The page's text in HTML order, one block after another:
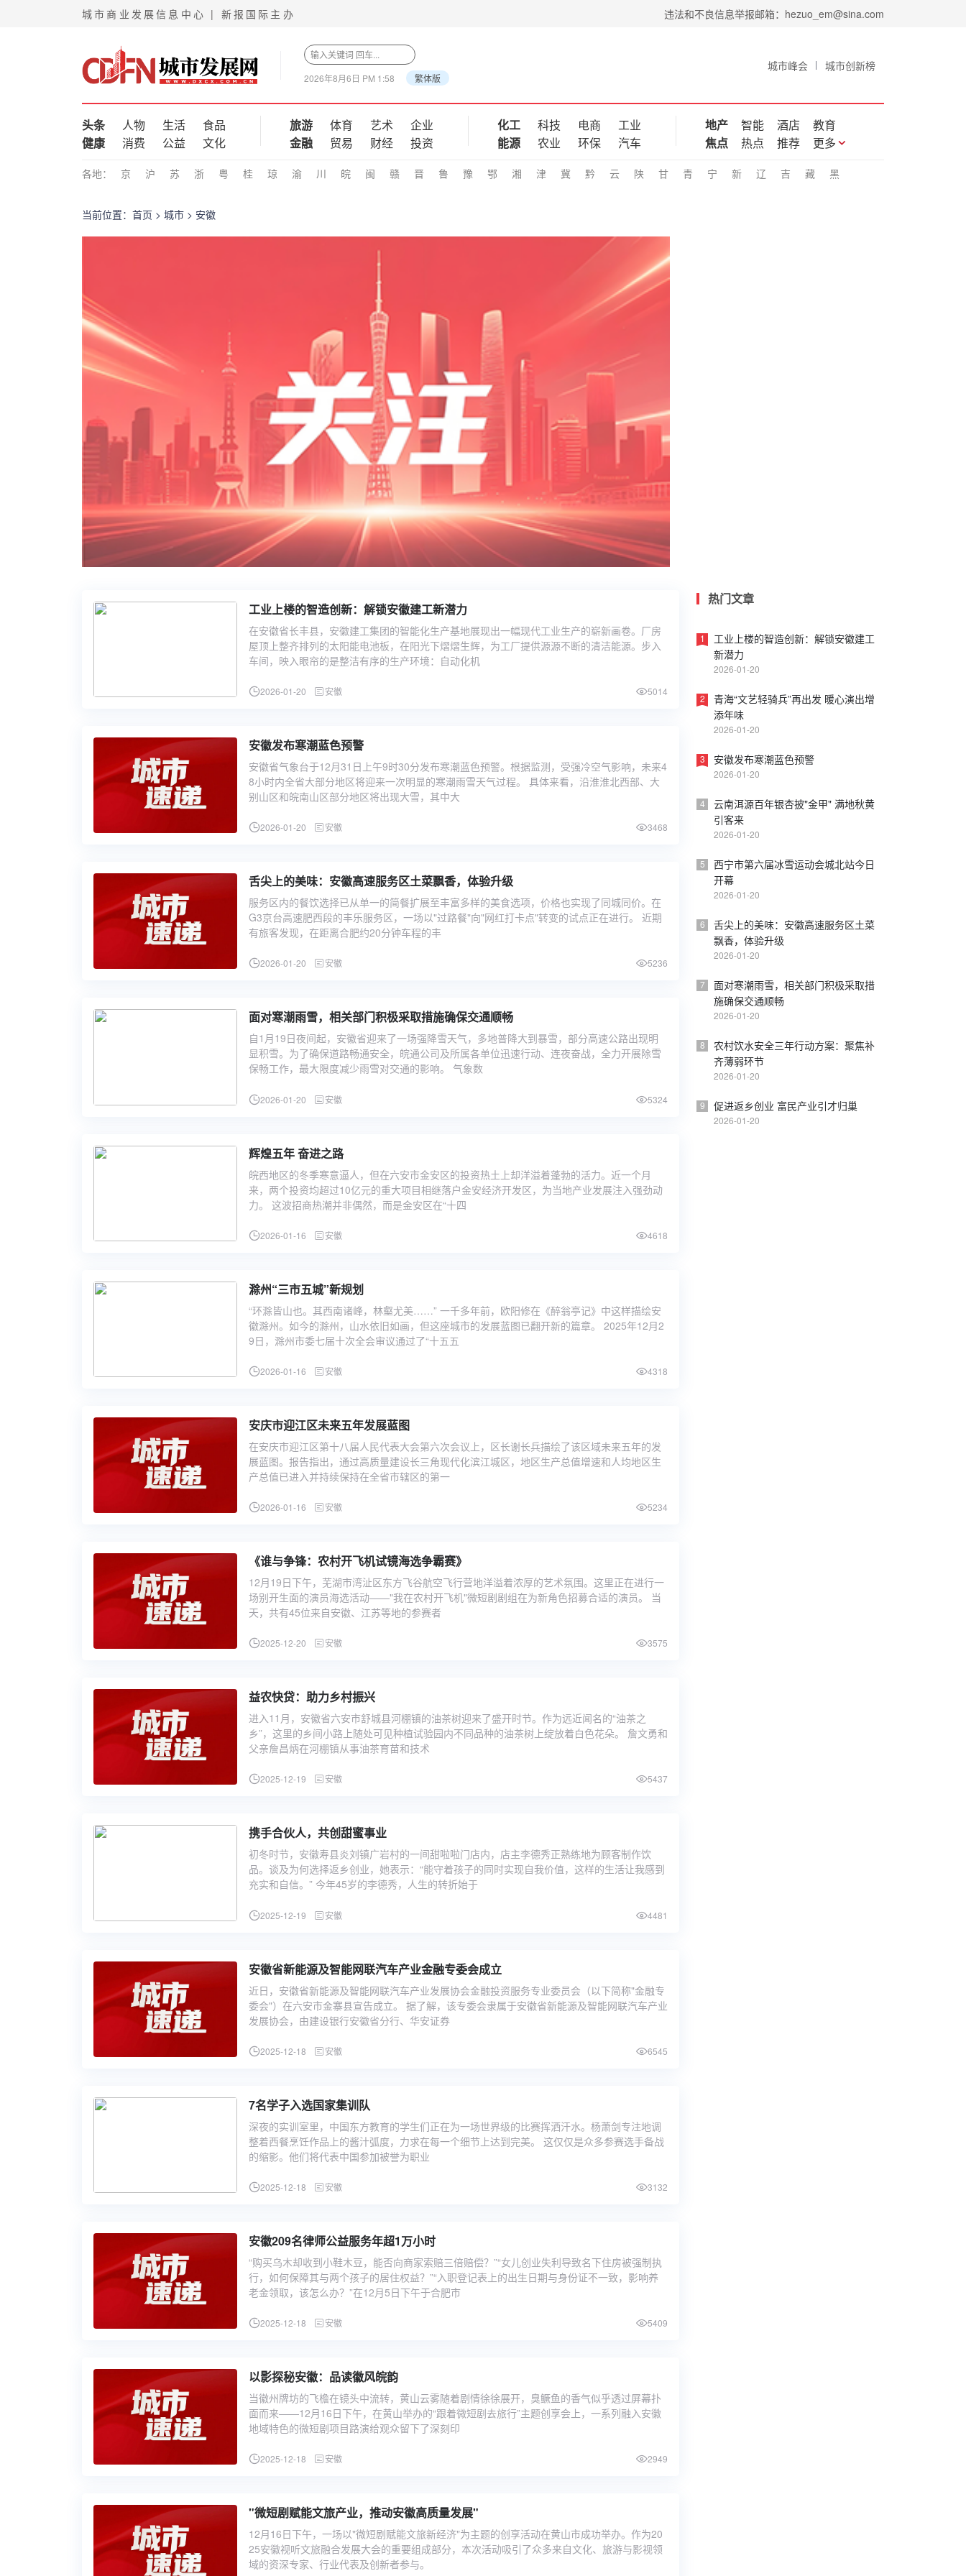
城市商业发展信息中心 | 新报国际主办 违法和不良信息举报邮箱：hezuo_em@sina.com
2026年8月6日 PM 1:58 繁体版
城市峰会 城市创新榜
头条 人物 生活
食品
健康
消费 公益 文化
旅游 体育 艺术
企业
金融
贸易 财经 投资
化工 科技 电商
工业
能源
农业 环保 汽车
地产 智能 酒店
教育
焦点
热点 推荐 更多
各地： 京 沪 苏 浙 粤 桂 琼 渝 川 皖 闽 赣 晋 鲁 豫 鄂 湘 津 冀 黔 云 陕 甘 青 宁 新 辽 吉 藏 黑
当前位置： 首页 > 城市 > 安徽
“环滁皆山也。其西南诸峰，林壑尤美……” 一千多年前，
州，山水依旧如画，但这座城市的发展蓝图已翻开新的篇
章。 2025年12月29日，滁州市委七届十次全会审议通过
安庆市迎江区未来五年发展蓝图
在安庆市迎江区第十八届人民代表大会第六次会议上，区
长谢长兵描绘了该区域未来五年的发展蓝图。报告指出，
速和人均地区生产总值已进入并持续保持在全省市辖区的
第一
《谁与争锋：农村开飞机试镜海选争霸赛》
12月19日下午，芜湖市湾沚区东方飞谷航空飞行营地洋
溢着浓厚的艺术氛围。这里正在进行一场别开生面的演员
募合适的演员。 当天，共有45位来自安徽、江苏等地的
工业上楼的智造创新：解锁安徽建工新潜力
在安徽省长丰县，安徽建工集团的智能化生产基地展现出一幅现代工业生产的崭新画卷。厂房
屋顶上整齐排列的太阳能电池板，在阳光下熠熠生辉，为工厂提供源源不断的清洁能源。步入
车间，映入眼帘的是整洁有序的生产环境：自动化机
2026-01-20 安徽 5014
安徽发布寒潮蓝色预警
安徽省气象台于12月31日上午9时30分发布寒潮蓝色预警。根据监测，受强冷空气影响，未来4
8小时内全省大部分地区将迎来一次明显的寒潮雨雪天气过程。 具体来看，沿淮淮北西部、大
别山区和皖南山区部分地区将出现大雪，其中大
2026-01-20 安徽 3468
舌尖上的美味：安徽高速服务区土菜飘香，体验升级
服务区内的餐饮选择已从单一的简餐扩展至丰富多样的美食选项，价格也实现了同城同价。在
G3京台高速肥西段的丰乐服务区，一场以"过路餐"向"网红打卡点"转变的试点正在进行。 近期
有旅客发现，在距离合肥约20分钟车程的丰
2026-01-20 安徽 5236
面对寒潮雨雪，相关部门积极采取措施确保交通顺畅
自1月19日夜间起，安徽省迎来了一场强降雪天气，多地普降大到暴雪，部分高速公路出现明
显积雪。为了确保道路畅通安全，皖通公司及所属各单位迅速行动、连夜奋战，全力开展除雪
保畅工作，最大限度减少雨雪对交通的影响。 气象数
2026-01-20 安徽 5324
辉煌五年 奋进之路
皖西地区的冬季寒意逼人，但在六安市金安区的投资热土上却洋溢着蓬勃的活力。近一个月
来，两个投资均超过10亿元的重大项目相继落户金安经济开发区，为当地产业发展注入强劲动
力。 这波招商热潮并非偶然，而是金安区在“十四
2026-01-16 安徽 4618
滁州“三市五城”新规划
“环滁皆山也。其西南诸峰，林壑尤美……” 一千多年前，欧阳修在《醉翁亭记》中这样描绘安
徽滁州。如今的滁州，山水依旧如画，但这座城市的发展蓝图已翻开新的篇章。 2025年12月2
9日，滁州市委七届十次全会审议通过了“十五五
2026-01-16 安徽 4318
安庆市迎江区未来五年发展蓝图
在安庆市迎江区第十八届人民代表大会第六次会议上，区长谢长兵描绘了该区域未来五年的发
展蓝图。报告指出，通过高质量建设长三角现代化滨江城区，地区生产总值增速和人均地区生
产总值已进入并持续保持在全省市辖区的第一
2026-01-16 安徽 5234
《谁与争锋：农村开飞机试镜海选争霸赛》
12月19日下午，芜湖市湾沚区东方飞谷航空飞行营地洋溢着浓厚的艺术氛围。这里正在进行一
场别开生面的演员海选活动——"我在农村开飞机"微短剧剧组在为新角色招募合适的演员。 当
天，共有45位来自安徽、江苏等地的参赛者
2025-12-20 安徽 3575
益农快贷：助力乡村振兴
进入11月，安徽省六安市舒城县河棚镇的油茶树迎来了盛开时节。作为远近闻名的“油茶之
乡”，这里的乡间小路上随处可见种植试验园内不同品种的油茶树上绽放着白色花朵。 詹文勇和
父亲詹昌炳在河棚镇从事油茶育苗和技术
2025-12-19 安徽 5437
携手合伙人，共创甜蜜事业
初冬时节，安徽寿县炎刘镇广岩村的一间甜啦啦门店内，店主李德秀正熟练地为顾客制作饮
品。谈及为何选择返乡创业，她表示：“能守着孩子的同时实现自我价值，这样的生活让我感到
充实和自信。” 今年45岁的李德秀，人生的转折始于
2025-12-19 安徽 4481
安徽省新能源及智能网联汽车产业金融专委会成立
近日，安徽省新能源及智能网联汽车产业发展协会金融投资服务专业委员会（以下简称"金融专
委会"）在六安市金寨县宣告成立。 据了解，该专委会隶属于安徽省新能源及智能网联汽车产业
发展协会，由建设银行安徽省分行、华安证券
2025-12-18 安徽 6545
7名学子入选国家集训队
深夜的实训室里，中国东方教育的学生们正在为一场世界级的比赛挥洒汗水。杨萧剑专注地调
整着西餐烹饪作品上的酱汁弧度，力求在每一个细节上达到完美。 这仅仅是众多参赛选手备战
的缩影。他们将代表中国参加被誉为职业
2025-12-18 安徽 3132
安徽209名律师公益服务年超1万小时
“购买乌木却收到小鞋木豆，能否向商家索赔三倍赔偿？”“女儿创业失利导致名下住房被强制执
行，如何保障其与两个孩子的居住权益？”“入职登记表上的出生日期与身份证不一致，影响养
老金领取，该怎么办？”在12月5日下午于合肥市
2025-12-18 安徽 5409
以影探秘安徽：品读徽风皖韵
当徽州牌坊的飞檐在镜头中流转，黄山云雾随着剧情徐徐展开，臭鳜鱼的香气似乎透过屏幕扑
面而来——12月16日下午，在黄山举办的“跟着微短剧去旅行”主题创享会上，一系列融入安徽
地域特色的微短剧项目路演给观众留下了深刻印
2025-12-18 安徽 2949
"微短剧赋能文旅产业，推动安徽高质量发展"
12月16日下午，一场以"微短剧赋能文旅新经济"为主题的创享活动在黄山市成功举办。作为20
25安徽视听文旅融合发展大会的重要组成部分，本次活动吸引了众多来自文化、旅游与影视领
域的资深专家、行业代表及创新者参与。
热门文章
工业上楼的智造创新：解锁安徽建工
新潜力
2026-01-20
1
青海“文艺轻骑兵”再出发 暖心演出增
添年味
2026-01-20
2
安徽发布寒潮蓝色预警
2026-01-20
3
云南洱源百年银杏披"金甲" 满地秋黄
引客来
2026-01-20
4
西宁市第六届冰雪运动会城北站今日
开幕
2026-01-20
5
舌尖上的美味：安徽高速服务区土菜
飘香，体验升级
2026-01-20
6
面对寒潮雨雪，相关部门积极采取措
施确保交通顺畅
2026-01-20
7
农村饮水安全三年行动方案：聚焦补
齐薄弱环节
2026-01-20
8
促进返乡创业 富民产业引才归巢
2026-01-20
9